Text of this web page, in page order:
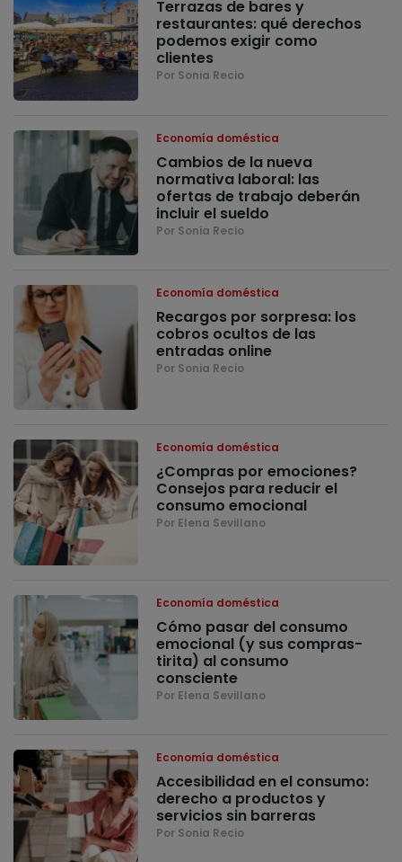
Terrazas de bares y
restaurantes: qué derechos
podemos exigir como
clientes
Por Sonia Recio
Economía doméstica
Cambios de la nueva
normativa laboral: las
ofertas de trabajo deberán
incluir el sueldo
Por Sonia Recio
Economía doméstica
Recargos por sorpresa: los
cobros ocultos de las
entradas online
Por Sonia Recio
Economía doméstica
¿Compras por emociones?
Consejos para reducir el
consumo emocional
Por Elena Sevillano
Economía doméstica
Cómo pasar del consumo
emocional (y sus compras-
tirita) al consumo
consciente
Por Elena Sevillano
Economía doméstica
Accesibilidad en el consumo:
derecho a productos y
servicios sin barreras
Por Sonia Recio